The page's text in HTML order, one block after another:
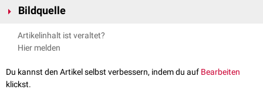
Musculus opponens digiti minimi
Musculus palmaris brevis
sowie den Nervus ulnaris.
Bildquelle
Artikelinhalt ist veraltet?
Hier melden
Du kannst den Artikel selbst verbessern, indem du auf Bearbeiten
klickst.